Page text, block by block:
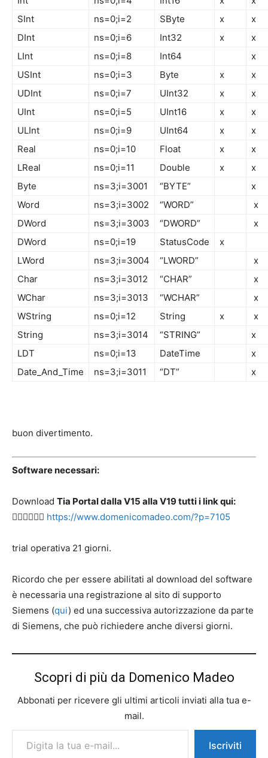
SInt
ns=0;i=2 SByte x
x
DInt
ns=0;i=6 Int32 x
x
LInt
ns=0;i=8 Int64
x
USInt
ns=0;i=3 Byte x
x
UDInt
ns=0;i=7 UInt32 x
x
UInt
ns=0;i=5 UInt16 x
x
ULInt
ns=0;i=9 UInt64 x
x
Real
ns=0;i=10 Float x
x
LReal
ns=0;i=11 Double x
x
Byte
ns=3;i=3001 “BYTE”
x
Word
ns=3;i=3002 “WORD”
x
DWord
ns=3;i=3003 “DWORD”
x
DWord
ns=0;i=19 StatusCode
x
LWord
ns=3;i=3004 “LWORD”
x
Char
ns=3;i=3012 “CHAR”
x
WChar
ns=3;i=3013 “WCHAR”
x
WString
ns=0;i=12 String x
x
String
ns=3;i=3014 “STRING”
x
LDT
ns=0;i=13 DateTime
x
Date_And_Time
ns=3;i=3011 “DT” x
buon divertimento.
Software necessari:
Download Tia Portal dalla V15 alla V19 tutti i link qui:
👉🏻👉🏻👉🏻 https://www.domenicomadeo.com/?p=7105
trial operativa 21 giorni.
Ricordo che per essere abilitati al download del software
è necessaria una registrazione al sito di supporto
Siemens (qui) ed una successiva autorizzazione da parte
di Siemens, che può richiedere anche diversi giorni.
Scopri di più da Domenico Madeo
Abbonati per ricevere gli ultimi articoli inviati alla tua e-
mail.
Digita la tua e-mail...
Iscriviti